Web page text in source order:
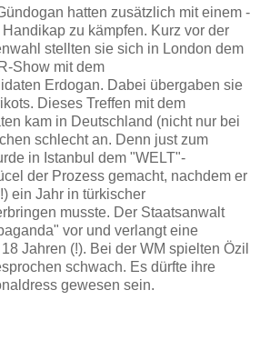
hatten zusätzlich mit einem -
zu kämpfen. Kurz vor der
stellten sie sich in London dem
Show mit dem
Erdogan. Dabei übergaben sie
Dieses Treffen mit dem
kam in Deutschland (nicht nur bei
schlecht an. Denn just zum
in Istanbul dem "WELT"-
der Prozess gemacht, nachdem er
ein Jahr in türkischer
musste. Der Staatsanwalt
vor und verlangt eine
Jahren (!). Bei der WM spielten Özil
schwach. Es dürfte ihre
gewesen sein.